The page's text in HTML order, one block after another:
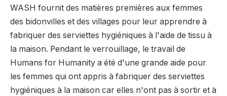
WASH fournit des matières premières aux femmes
des bidonvilles et des villages pour leur apprendre à
fabriquer des serviettes hygiéniques à l'aide de tissu à
la maison. Pendant le verrouillage, le travail de
Humans for Humanity a été d'une grande aide pour
les femmes qui ont appris à fabriquer des serviettes
hygiéniques à la maison car elles n'ont pas à sortir et à